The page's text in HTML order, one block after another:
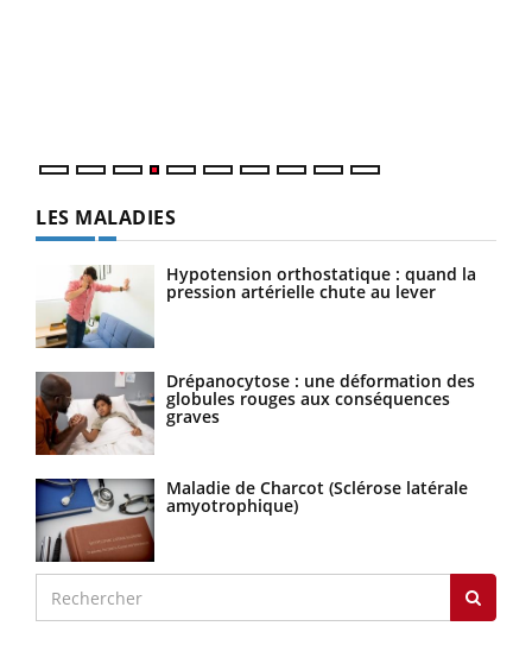
LES MALADIES
Hypotension orthostatique : quand la
pression artérielle chute au lever
Drépanocytose : une déformation des
globules rouges aux conséquences
graves
Maladie de Charcot (Sclérose latérale
amyotrophique)